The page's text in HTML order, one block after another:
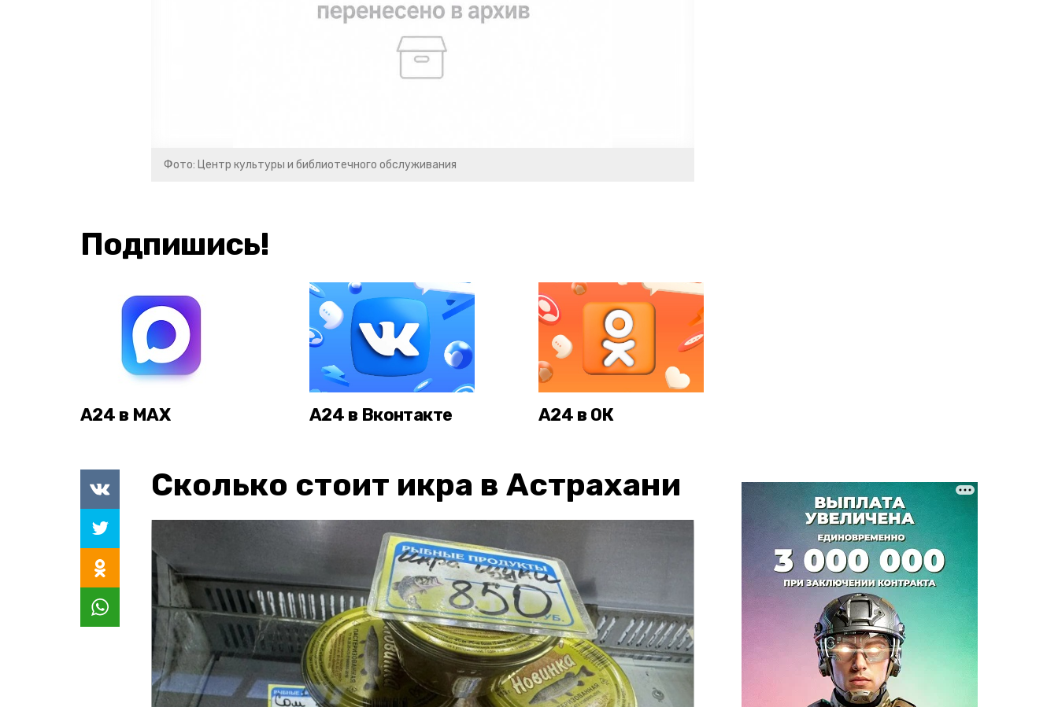
Фото: Центр культуры и библиотечного обслуживания
Подпишись!
А24 в MAX А24 в Вконтакте А24 в ОК
Сколько стоит икра в Астрахани